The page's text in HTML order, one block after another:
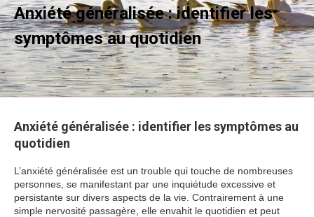
Anxiété généralisée : identifier les
symptômes au quotidien
Anxiété généralisée : identifier les symptômes au
quotidien
L’anxiété généralisée est un trouble qui touche de nombreuses
personnes, se manifestant par une inquiétude excessive et
persistante sur divers aspects de la vie. Contrairement à une
simple nervosité passagère, elle envahit le quotidien et peut